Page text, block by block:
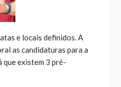
e locais definidos. A
as candidaturas para a
que existem 3 pré-